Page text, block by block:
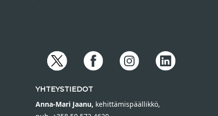
YHTEYSTIEDOT
Anna-Mari Jaanu, kehittämispäällikkö,